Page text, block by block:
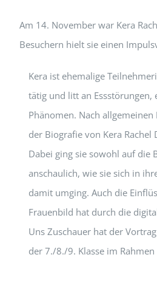
Am 14. November war Kera
Besuchern hielt sie einen
Kera ist ehemalige
tätig und litt an Essstörungen,
Phänomen. Nach
der Biografie von Kera Rachel
Dabei ging sie sowohl auf die
anschaulich, wie sie sich in
damit umging. Auch die
Frauenbild hat durch die
Uns Zuschauer hat der
der 7./8./9. Klasse im